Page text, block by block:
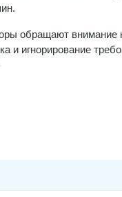
обращают внимание
и игнорирование